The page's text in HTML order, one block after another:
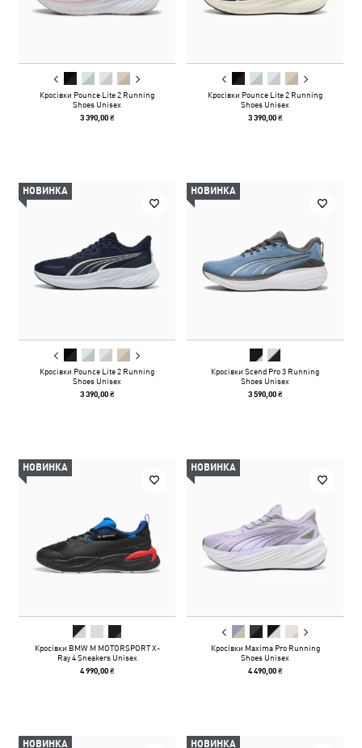
Кросівки Pounce Lite 2 Running
Shoes Unisex
3 390,00 ₴
Кросівки Pounce Lite 2 Running
Shoes Unisex
3 390,00 ₴
НОВИНКА
Кросівки Pounce Lite 2 Running
Shoes Unisex
3 390,00 ₴
НОВИНКА
Кросівки Scend Pro 3 Running
Shoes Unisex
3 590,00 ₴
НОВИНКА
Кросівки BMW M MOTORSPORT X-
Ray 4 Sneakers Unisex
4 990,00 ₴
НОВИНКА
Кросівки Maxima Pro Running
Shoes Unisex
4 490,00 ₴
НОВИНКА НОВИНКА